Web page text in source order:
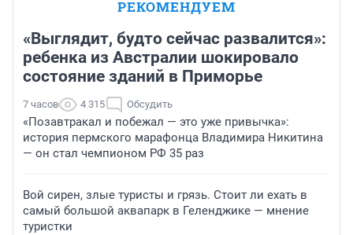
РЕКОМЕНДУЕМ
«Выглядит, будто сейчас развалится»:
ребенка из Австралии шокировало
состояние зданий в Приморье
7 часов 4 315 Обсудить
«Позавтракал и побежал — это уже привычка»:
история пермского марафонца Владимира Никитина
— он стал чемпионом РФ 35 раз
Вой сирен, злые туристы и грязь. Стоит ли ехать в
самый большой аквапарк в Геленджике — мнение
туристки